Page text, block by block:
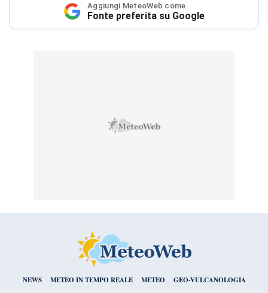
Aggiungi MeteoWeb come
Fonte preferita su Google
NEWS METEO IN TEMPO REALE METEO GEO-VULCANOLOGIA